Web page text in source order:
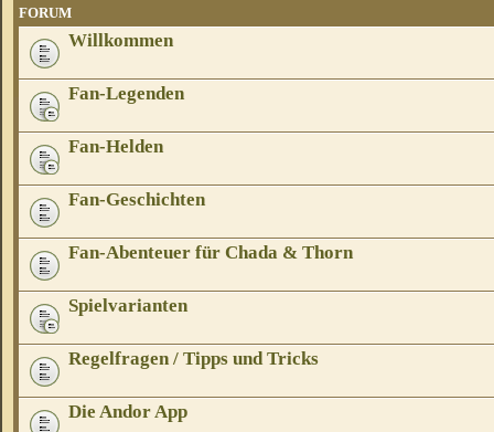
FORUM
Willkommen
Fan-Legenden
Fan-Helden
Fan-Geschichten
Fan-Abenteuer für Chada & Thorn
Spielvarianten
Regelfragen / Tipps und Tricks
Die Andor App